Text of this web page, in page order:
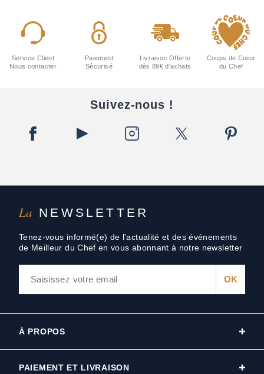
La NEWSLETTER
Tenez-vous informé(e) de l'actualité et des événements
de Meilleur du Chef en vous abonnant à notre newsletter
Service Client
Nous contacter
Paiement
Sécurisé
Livraison Offerte
dès 89€ d'achats
Coups de Cœur
du Chef
Suivez-nous !
À PROPOS
PAIEMENT ET LIVRAISON